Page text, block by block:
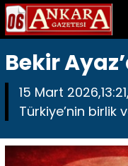
Bekir
15 Mart
Türkiye’nin birlik